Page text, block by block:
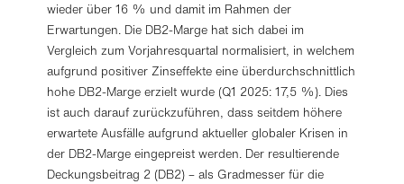
wieder über 16 % und damit im Rahmen der
Erwartungen. Die DB2-Marge hat sich dabei im
Vergleich zum Vorjahresquartal normalisiert, in welchem
aufgrund positiver Zinseffekte eine überdurchschnittlich
hohe DB2-Marge erzielt wurde (Q1 2025: 17,5 %). Dies
ist auch darauf zurückzuführen, dass seitdem höhere
erwartete Ausfälle aufgrund aktueller globaler Krisen in
der DB2-Marge eingepreist werden. Der resultierende
Deckungsbeitrag 2 (DB2) – als Gradmesser für die